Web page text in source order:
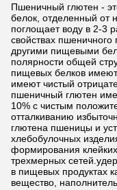
Пшеничный глютен -
белок, отделенный от
поглощает воду в 2-3
свойствах
другими пищевыми
полярности общей
пищевых белков
имеют чистый
пшеничный глютен
10% с чистым
отталкиванию
глютена пшеницы и
хлебобулочных
формирования
трехмерных
в пищевых продуктах
вещество,